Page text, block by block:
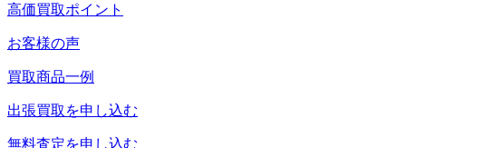
高価買取ポイント
お客様の声
買取商品一例
出張買取を申し込む
無料査定を申し込む